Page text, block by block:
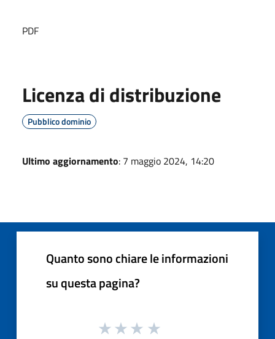
PDF
Licenza di distribuzione
Pubblico dominio
Ultimo aggiornamento: 7 maggio 2024, 14:20
Quanto sono chiare le informazioni
su questa pagina?